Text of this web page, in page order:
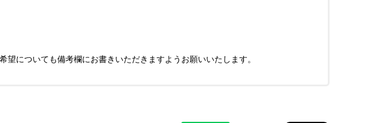
についても備考欄にお書きいただきますようお願いいたします。